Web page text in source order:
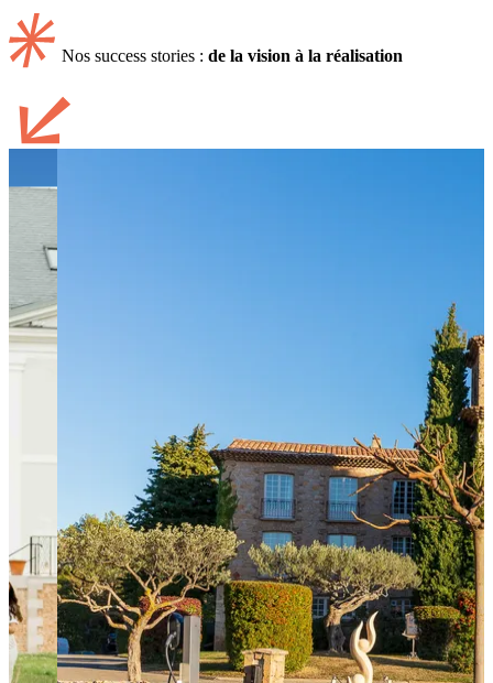
Nos success stories :de la vision à la réalisation